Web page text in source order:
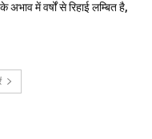
अभाव में वर्षों से रिहाई लम्बित है,